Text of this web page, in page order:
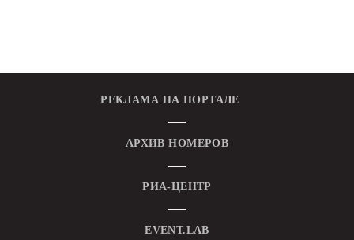
РЕКЛАМА НА ПОРТАЛЕ
АРХИВ НОМЕРОВ
РИА-ЦЕНТР
EVENT.LAB